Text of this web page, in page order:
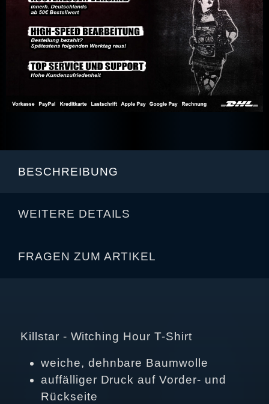
BESCHREIBUNG
WEITERE DETAILS
FRAGEN ZUM ARTIKEL
Killstar - Witching Hour T-Shirt
weiche, dehnbare Baumwolle
auffälliger Druck auf Vorder- und
Rückseite